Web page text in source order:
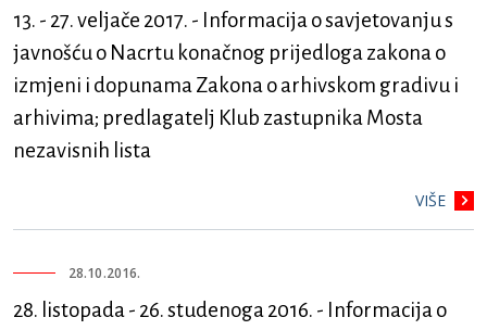
13. - 27. veljače 2017. - Informacija o savjetovanju s
javnošću o Nacrtu konačnog prijedloga zakona o
izmjeni i dopunama Zakona o arhivskom gradivu i
arhivima; predlagatelj Klub zastupnika Mosta
nezavisnih lista
VIŠE
28.10.2016.
28. listopada - 26. studenoga 2016. - Informacija o